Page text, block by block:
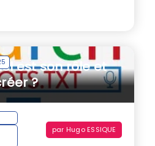
est son rôle et
?
par Hugo ESSIQUE